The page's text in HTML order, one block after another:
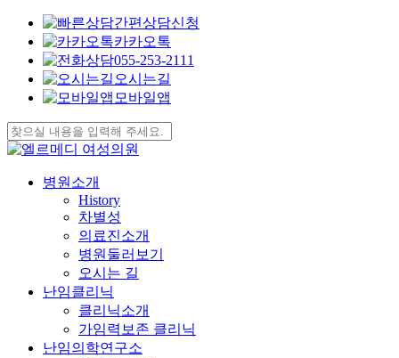
간편상담신청
카카오톡
055-253-2111
오시는길
모바일앱
Skip
to
main
content
Close
search
Menu
병원소개
History
차별성
의료진소개
병원둘러보기
오시는 길
난임클리닉
클리닉소개
가임력보존 클리닉
난임의학연구소